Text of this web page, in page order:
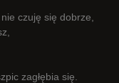
czuję się dobrze,
zagłębia się.